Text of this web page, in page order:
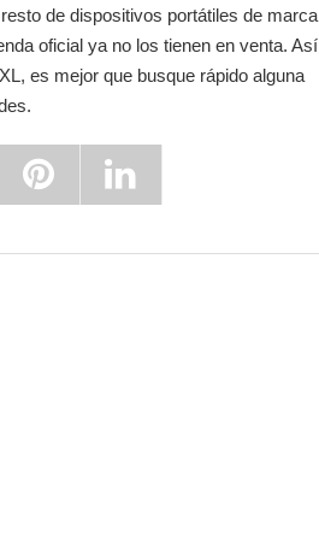
de dispositivos portátiles de marca
oficial ya no los tienen en venta. Así
es mejor que busque rápido alguna